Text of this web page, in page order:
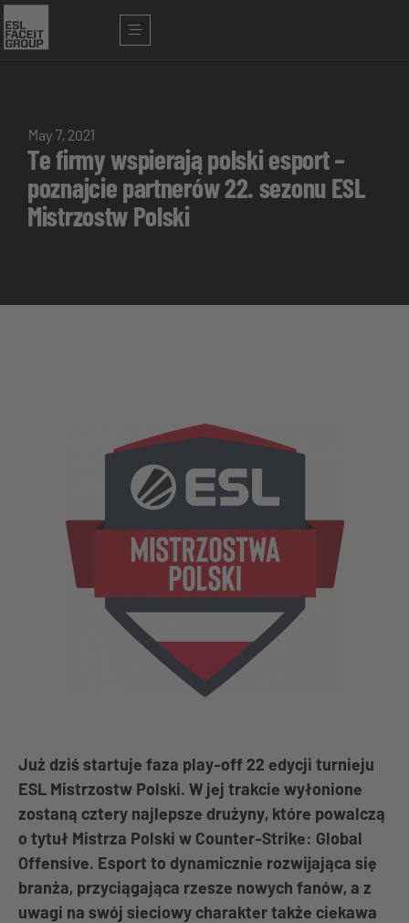
May 7, 2021
Te firmy wspierają polski esport –
poznajcie partnerów 22. sezonu ESL
Mistrzostw Polski
Już dziś startuje faza play-off 22 edycji turnieju
ESL Mistrzostw Polski. W jej trakcie wyłonione
zostaną cztery najlepsze drużyny, które powalczą
o tytuł Mistrza Polski w Counter-Strike: Global
Offensive. Esport to dynamicznie rozwijająca się
branża, przyciągająca rzesze nowych fanów, a z
uwagi na swój sieciowy charakter także ciekawa